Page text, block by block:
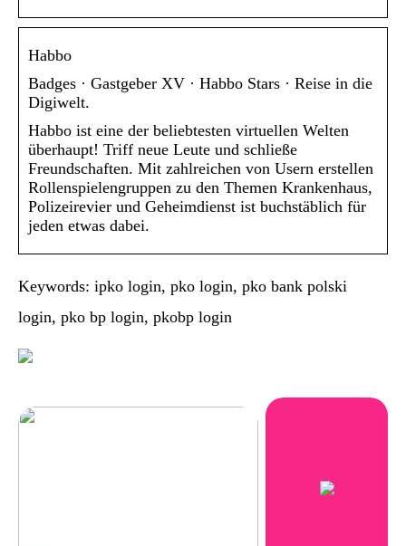
Habbo
Badges · Gastgeber XV · Habbo Stars · Reise in die
Digiwelt.
Habbo ist eine der beliebtesten virtuellen Welten
überhaupt! Triff neue Leute und schließe
Freundschaften. Mit zahlreichen von Usern erstellen
Rollenspielengruppen zu den Themen Krankenhaus,
Polizeirevier und Geheimdienst ist buchstäblich für
jeden etwas dabei.
Keywords: ipko login, pko login, pko bank polski
login, pko bp login, pkobp login